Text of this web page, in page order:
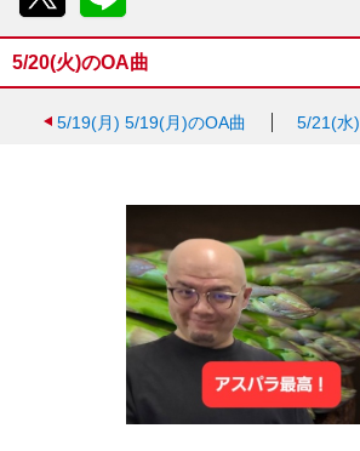
5/20(火)のOA曲
5/19(月) 5/19(月)のOA曲 5/21(水)